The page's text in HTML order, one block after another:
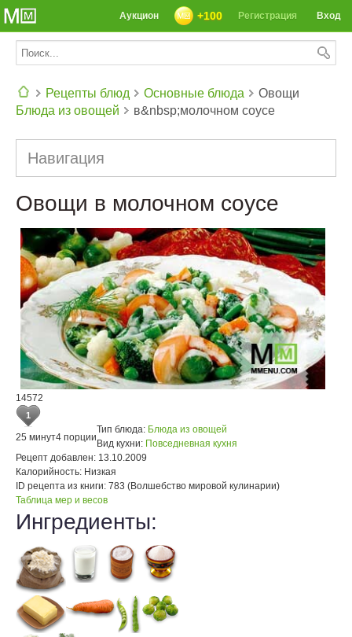
Вход
Регистрация
+100
Аукцион
Рецепты блюд
Основные блюда
Блюда из овощей
Овощи
в&nbsp;молочном соусе
Навигация
Овощи в молочном соусе
14572
1
25 минут4 порции
Тип блюда: Блюда из овощей
Вид кухни: Повседневная кухня
Рецепт добавлен: 13.10.2009
Калорийность: Низкая
ID рецепта из книги: 783 (Волшебство мировой кулинарии)
Таблица мер и весов
Ингредиенты: